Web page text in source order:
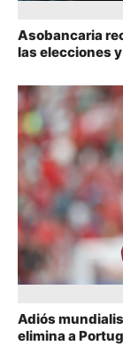
Asobancaria
las elecciones
Adiós
elimina a